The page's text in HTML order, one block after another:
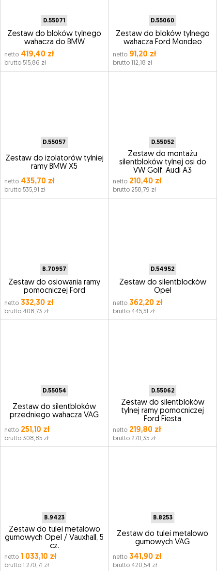
D.55071
Zestaw do bloków tylnego
wahacza do BMW
netto 419,40 zł
brutto 515,86 zł
D.55060
Zestaw do bloków tylnego
wahacza Ford Mondeo
netto91,20 zł
brutto 112,18 zł
D.55057
Zestaw do izolatorów tylniej
ramy BMW X5
netto 435,70 zł
brutto 535,91 zł
D.55052
Zestaw do montażu
silentbloków tylnej osi do
VW Golf, Audi A3
netto210,40 zł
brutto 258,79 zł
B.70957
Zestaw do osiowania ramy
pomocniczej Ford
netto 332,30 zł
brutto 408,73 zł
D.54952
Zestaw do silentblocków
Opel
netto362,20 zł
brutto 445,51 zł
D.55054
Zestaw do silentbloków
przedniego wahacza VAG
netto 251,10 zł
brutto 308,85 zł
D.55062
Zestaw do silentbloków
tylnej ramy pomocniczej
Ford Fiesta
netto219,80 zł
brutto 270,35 zł
B.9423
Zestaw do tulei metalowo
gumowych Opel / Vauxhall, 5
cz.
netto 1 033,10 zł
brutto 1 270,71 zł
B.8253
Zestaw do tulei metalowo
gumowych VAG
netto341,90 zł
brutto 420,54 zł